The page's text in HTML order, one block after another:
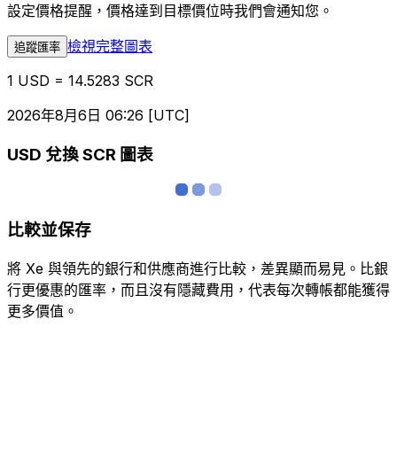
設定價格提醒，價格達到目標價位時我們會通知您。
追蹤匯率 檢視完整圖表
1 USD = 14.5283 SCR
2026年8月6日 06:26 [UTC]
USD 兌換 SCR 圖表
比較並保存
將 Xe 與領先的銀行和供應商進行比較，差異顯而易見。比銀
行更優惠的匯率，而且沒有隱藏費用，代表每次轉帳都能獲得
更多價值。